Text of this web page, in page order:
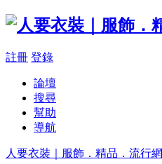
註冊 登錄
論壇
搜尋
幫助
導航
人要衣裝｜服飾．精品．流行網